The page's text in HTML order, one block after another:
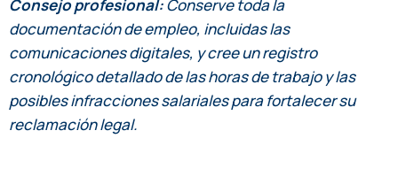
Consejo profesional:Conserve toda la
documentación de empleo, incluidas las
comunicaciones digitales, y cree un registro
cronológico detallado de las horas de trabajo y las
posibles infracciones salariales para fortalecer su
reclamación legal.